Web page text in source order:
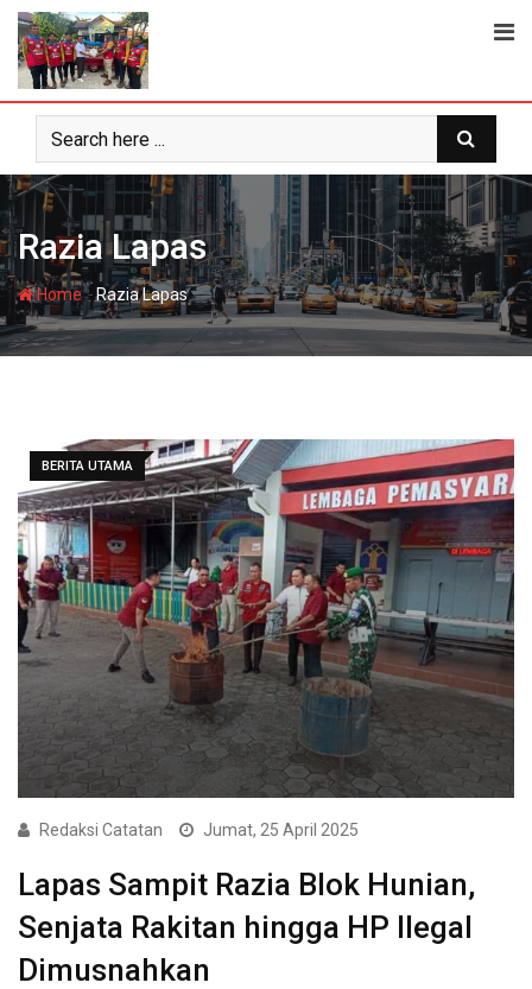
Skip
content
Razia Lapas
Home-Razia Lapas
BERITA UTAMA
Redaksi Catatan Jumat, 25 April 2025
Lapas Sampit Razia Blok Hunian,
Senjata Rakitan hingga HP Ilegal
Dimusnahkan